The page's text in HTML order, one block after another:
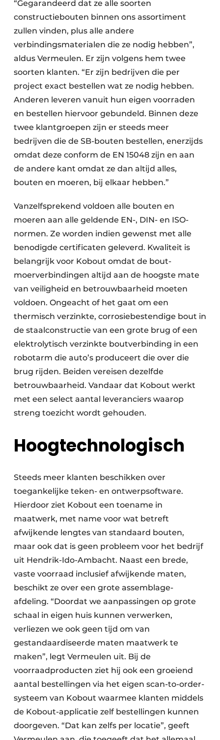
“Gegarandeerd dat ze alle soorten
constructiebouten binnen ons assortiment
zullen vinden, plus alle andere
verbindingsmaterialen die ze nodig hebben”,
aldus Vermeulen. Er zijn volgens hem twee
soorten klanten. “Er zijn bedrijven die per
project exact bestellen wat ze nodig hebben.
Anderen leveren vanuit hun eigen voorraden
en bestellen hiervoor gebundeld. Binnen deze
twee klantgroepen zijn er steeds meer
bedrijven die de SB-bouten bestellen, enerzijds
omdat deze conform de EN 15048 zijn en aan
de andere kant omdat ze dan altijd alles,
bouten en moeren, bij elkaar hebben.”
Vanzelfsprekend voldoen alle bouten en
moeren aan alle geldende EN-, DIN- en ISO-
normen. Ze worden indien gewenst met alle
benodigde certificaten geleverd. Kwaliteit is
belangrijk voor Kobout omdat de bout-
moerverbindingen altijd aan de hoogste mate
van veiligheid en betrouwbaarheid moeten
voldoen. Ongeacht of het gaat om een
thermisch verzinkte, corrosiebestendige bout in
de staalconstructie van een grote brug of een
elektrolytisch verzinkte boutverbinding in een
robotarm die auto’s produceert die over die
brug rijden. Beiden vereisen dezelfde
betrouwbaarheid. Vandaar dat Kobout werkt
met een select aantal leveranciers waarop
streng toezicht wordt gehouden.
Hoogtechnologisch
Steeds meer klanten beschikken over
toegankelijke teken- en ontwerpsoftware.
Hierdoor ziet Kobout een toename in
maatwerk, met name voor wat betreft
afwijkende lengtes van standaard bouten,
maar ook dat is geen probleem voor het bedrijf
uit Hendrik-Ido-Ambacht. Naast een brede,
vaste voorraad inclusief afwijkende maten,
beschikt ze over een grote assemblage-
afdeling. “Doordat we aanpassingen op grote
schaal in eigen huis kunnen verwerken,
verliezen we ook geen tijd om van
gestandaardiseerde maten maatwerk te
maken”, legt Vermeulen uit. Bij de
voorraadproducten ziet hij ook een groeiend
aantal bestellingen via het eigen scan-to-order-
systeem van Kobout waarmee klanten middels
de Kobout-applicatie zelf bestellingen kunnen
doorgeven. “Dat kan zelfs per locatie”, geeft